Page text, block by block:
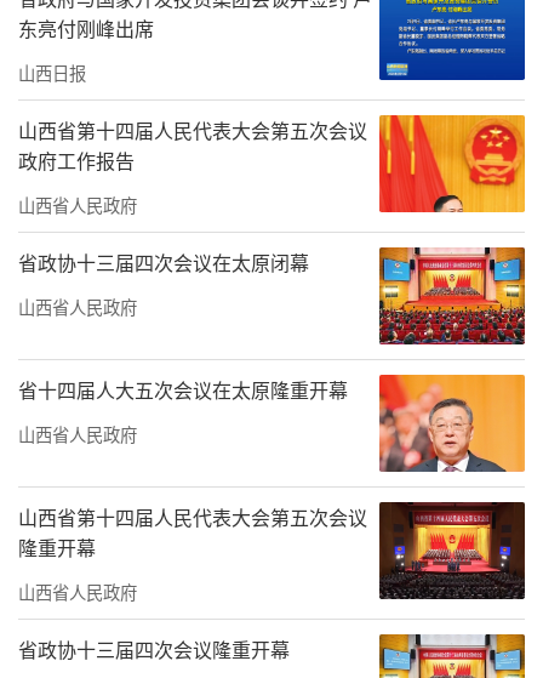
东亮付刚峰出席
山西日报
山西省第十四届人民代表大会第五次会议
政府工作报告
山西省人民政府
省政协十三届四次会议在太原闭幕
山西省人民政府
省十四届人大五次会议在太原隆重开幕
山西省人民政府
山西省第十四届人民代表大会第五次会议
隆重开幕
山西省人民政府
省政协十三届四次会议隆重开幕